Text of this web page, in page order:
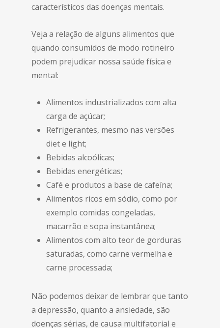
característicos das doenças mentais.
Veja a relação de alguns alimentos que
quando consumidos de modo rotineiro
podem prejudicar nossa saúde física e
mental:
Alimentos industrializados com alta
carga de açúcar;
Refrigerantes, mesmo nas versões
diet e light;
Bebidas alcoólicas;
Bebidas energéticas;
Café e produtos a base de cafeína;
Alimentos ricos em sódio, como por
exemplo comidas congeladas,
macarrão e sopa instantânea;
Alimentos com alto teor de gorduras
saturadas, como carne vermelha e
carne processada;
Não podemos deixar de lembrar que tanto
a depressão, quanto a ansiedade, são
doenças sérias, de causa multifatorial e